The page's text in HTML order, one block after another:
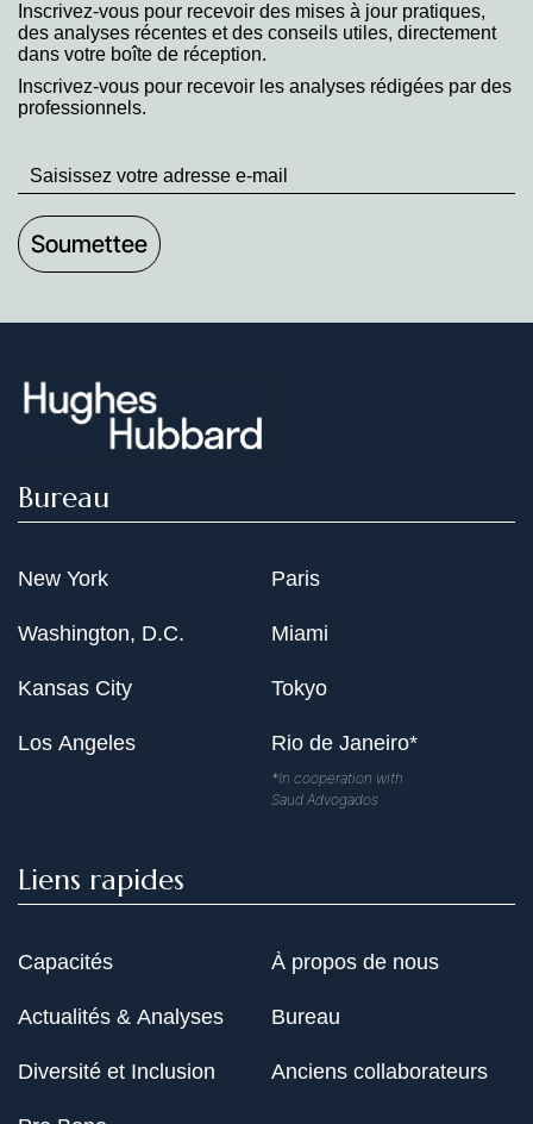
Inscrivez-vous pour recevoir des mises à jour pratiques,
des analyses récentes et des conseils utiles, directement
dans votre boîte de réception.
Inscrivez-vous pour recevoir les analyses rédigées par des
professionnels.
Stay
up
to
Date
Bureau
New York
Washington, D.C.
Kansas City
Los Angeles
Paris
Miami
Tokyo
Rio de Janeiro*
*In cooperation with
Saud Advogados
Liens rapides
Capacités
Actualités & Analyses
Diversité et Inclusion
À propos de nous
Bureau
Anciens collaborateurs